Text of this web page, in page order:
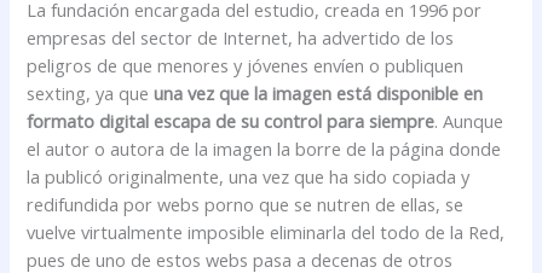
La fundación encargada del estudio, creada en 1996 por
empresas del sector de Internet, ha advertido de los
peligros de que menores y jóvenes envíen o publiquen
sexting, ya queuna vez que la imagen está disponible en
formato digital escapa de su control para siempre. Aunque
el autor o autora de la imagen la borre de la página donde
la publicó originalmente, una vez que ha sido copiada y
redifundida por webs porno que se nutren de ellas, se
vuelve virtualmente imposible eliminarla del todo de la Red,
pues de uno de estos webs pasa a decenas de otros